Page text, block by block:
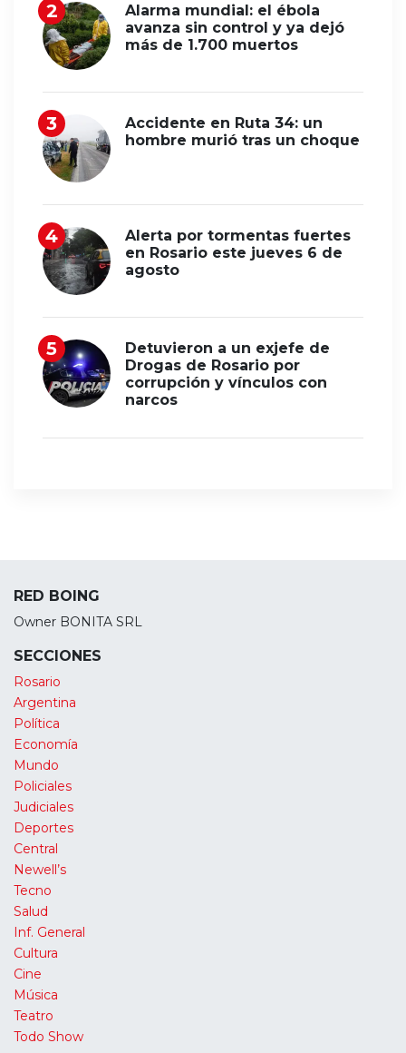
Alarma mundial: el ébola
avanza sin control y ya dejó
más de 1.700 muertos
Accidente en Ruta 34: un
hombre murió tras un choque
Alerta por tormentas fuertes
en Rosario este jueves 6 de
agosto
Detuvieron a un exjefe de
Drogas de Rosario por
corrupción y vínculos con
narcos
RED BOING
Owner BONITA SRL
SECCIONES
Rosario
Argentina
Política
Economía
Mundo
Policiales
Judiciales
Deportes
Central
Newell’s
Tecno
Salud
Inf. General
Cultura
Cine
Música
Teatro
Todo Show